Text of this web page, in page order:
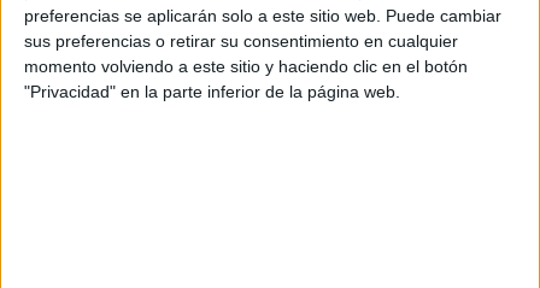
preferencias se aplicarán solo a este sitio web. Puede cambiar
sus preferencias o retirar su consentimiento en cualquier
momento volviendo a este sitio y haciendo clic en el botón
"Privacidad" en la parte inferior de la página web.
Tal como sucedió la pasada campaña, el nombre
y logo de TecniTasa serán visibles en la parte
delantera de la camiseta del primer equipo, así
como en emplazamientos especiales del estadio,